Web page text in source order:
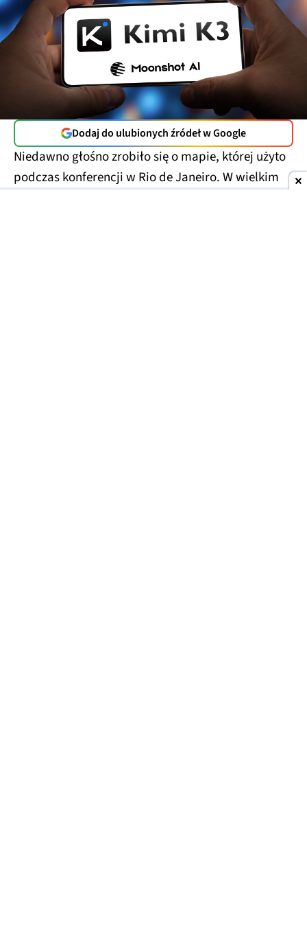
Dodaj do ulubionych źródeł w Google
Niedawno głośno zrobiło się o mapie, której użyto
podczas konferencji w Rio de Janeiro. W wielkim